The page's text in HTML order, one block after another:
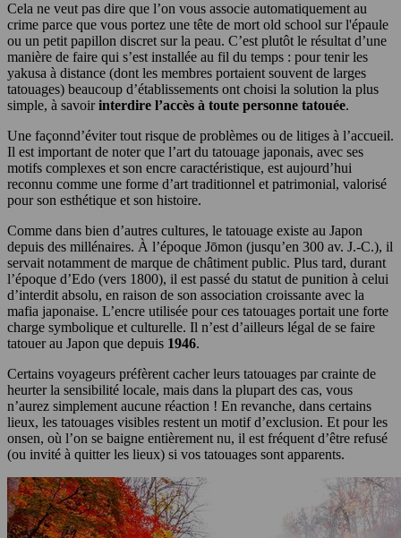
Cela ne veut pas dire que l’on vous associe automatiquement au
crime parce que vous portez une tête de mort old school sur l'épaule
ou un petit papillon discret sur la peau. C’est plutôt le résultat d’une
manière de faire qui s’est installée au fil du temps : pour tenir les
yakusa à distance (dont les membres portaient souvent de larges
tatouages) beaucoup d’établissements ont choisi la solution la plus
simple, à savoirinterdire l’accès à toute personne tatouée.
Une façonnd’éviter tout risque de problèmes ou de litiges à l’accueil.
Il est important de noter que l’art du tatouage japonais, avec ses
motifs complexes et son encre caractéristique, est aujourd’hui
reconnu comme une forme d’art traditionnel et patrimonial, valorisé
pour son esthétique et son histoire.
Comme dans bien d’autres cultures, le tatouage existe au Japon
depuis des millénaires. À l’époque Jōmon (jusqu’en 300 av. J.-C.), il
servait notamment de marque de châtiment public. Plus tard, durant
l’époque d’Edo (vers 1800), il est passé du statut de punition à celui
d’interdit absolu, en raison de son association croissante avec la
mafia japonaise. L’encre utilisée pour ces tatouages portait une forte
charge symbolique et culturelle. Il n’est d’ailleurs légal de se faire
tatouer au Japon que depuis 1946.
Certains voyageurs préfèrent cacher leurs tatouages par crainte de
heurter la sensibilité locale, mais dans la plupart des cas, vous
n’aurez simplement aucune réaction ! En revanche, dans certains
lieux, les tatouages visibles restent un motif d’exclusion. Et pour les
onsen, où l’on se baigne entièrement nu, il est fréquent d’être refusé
(ou invité à quitter les lieux) si vos tatouages sont apparents.